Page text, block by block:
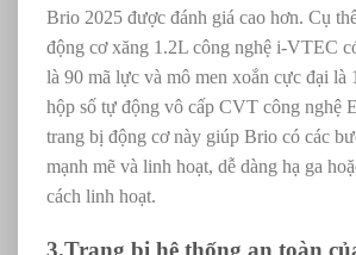
Brio 2025 được đánh giá cao hơn. Cụ
động cơ xăng 1.2L công nghệ i-VTEC
là 90 mã lực và mô men xoắn cực đại là
hộp số tự động vô cấp CVT công nghệ
trang bị động cơ này giúp Brio có các
mạnh mẽ và linh hoạt, dễ dàng hạ ga
cách linh hoạt.
3.Trang bị hệ thống an toàn